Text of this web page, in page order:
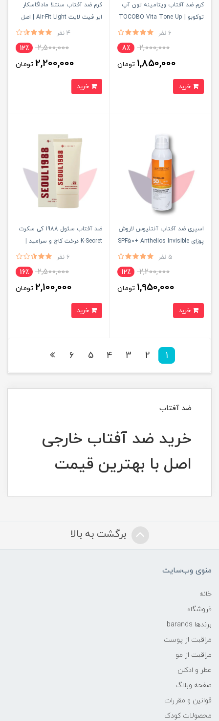
کرم ضد آفتاب ویتامینه تون آپ
توکوبو | TOCOBO Vita Tone Up
6 نفر
2,000,000 8٪
1,850,000 تومان
کرم ضد آفتاب سنتلا ماداگاسکار
ایر فیت لایت Air-Fit Light | اصل
4 نفر
2,500,000 12٪
2,200,000 تومان
اسپری ضد آفتاب آنتلیوس لاروش
پوزای SPF50+ Anthelios Invisible
5 نفر
2,200,000 12٪
1,950,000 تومان
ضد آفتاب سئول 1988 کی سکرت
K-Secret درخت کاج و سرامید |
6 نفر
2,500,000 16٪
2,100,000 تومان
1
2
3
4
5
6
ضد آفتاب
خرید ضد آفتاب خارجی
اصل با بهترین قیمت
برگشت به بالا
منوی وب‌سایت
خانه
فروشگاه
برندها barands
مراقبت از پوست
مراقبت از مو
عطر و ادکلن
صفحه وبلاگ
قوانین و مقررات
محصولات کودک